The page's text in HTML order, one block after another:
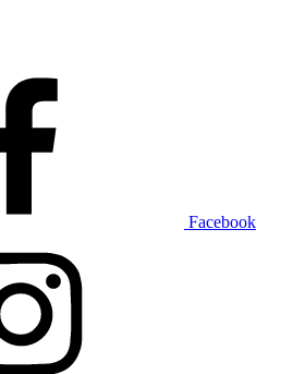
Facebook